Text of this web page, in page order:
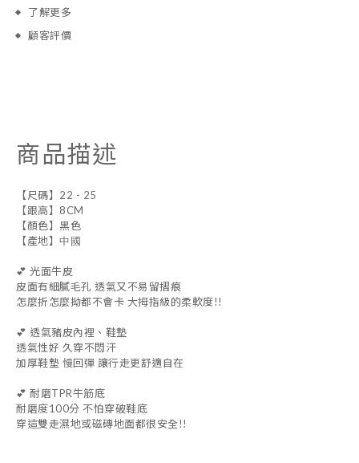
了解更多
顧客評價
商品描述
【尺碼】22 - 25
【跟高】8CM
【顏色】黑色
【產地】 中國
💕 光面牛皮
皮面有細膩毛孔 透氣又不易留摺痕
怎麼折怎麼拗都不會卡 大拇指級的柔軟度!!
💕 透氣豬皮內裡、鞋墊
透氣性好 久穿不悶汗
加厚鞋墊 慢回彈 讓行走更舒適自在
💕 耐磨TPR牛筋底
耐磨度100分 不怕穿破鞋底
穿這雙走濕地或磁磚地面都很安全!!